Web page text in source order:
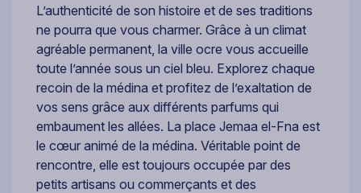
L’authenticité de son histoire et de ses traditions
ne pourra que vous charmer. Grâce à un climat
agréable permanent, la ville ocre vous accueille
toute l’année sous un ciel bleu. Explorez chaque
recoin de la médina et profitez de l’exaltation de
vos sens grâce aux différents parfums qui
embaument les allées. La place Jemaa el-Fna est
le cœur animé de la médina. Véritable point de
rencontre, elle est toujours occupée par des
petits artisans ou commerçants et des